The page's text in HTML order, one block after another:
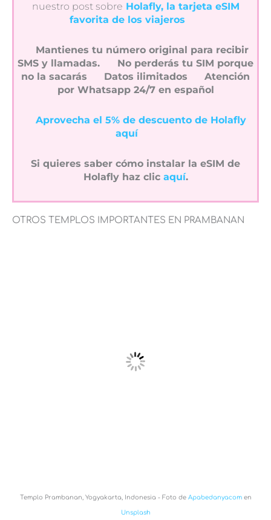
nuestro post sobre Holafly, la tarjeta eSIM
favorita de los viajeros
Mantienes tu número original para recibir
SMS y llamadas.
No perderás tu SIM porque
no la sacarás
Datos ilimitados
Atención
por Whatsapp 24/7 en español
Aprovecha el 5% de descuento de Holafly
aquí
Si quieres saber cómo instalar la eSIM de
Holafly haz clic aquí.
OTROS TEMPLOS IMPORTANTES EN PRAMBANAN
Templo Prambanan, Yogyakarta, Indonesia - Foto de Apabedanyacomen
Unsplash